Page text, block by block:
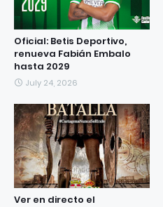
Oficial: Betis Deportivo,
renueva Fabián Embalo
hasta 2029
July 24, 2026
Ver en directo el